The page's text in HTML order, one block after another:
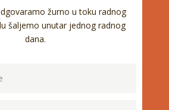
žurno u toku radnog
šaljemo unutar jednog radnog
dana.